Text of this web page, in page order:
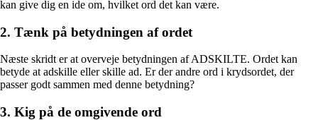
kan give dig en ide om, hvilket ord det kan være.
2. Tænk på betydningen af ordet
Næste skridt er at overveje betydningen af ADSKILTE. Ordet kan
betyde at adskille eller skille ad. Er der andre ord i krydsordet, der
passer godt sammen med denne betydning?
3. Kig på de omgivende ord